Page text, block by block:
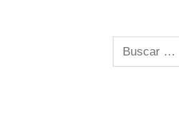
Buscar: